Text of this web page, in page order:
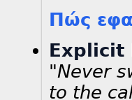
Πώς
Explicit
"Never
to the